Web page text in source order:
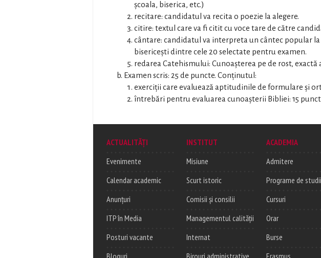
şcoala, biserica, etc.)
recitare: candidatul va recita o poezie la alegere.
citire: textul care va fi citit cu voce tare de către
cântare: candidatul va interpreta un cântec popular la
bisericeşti dintre cele 20 selectate pentru examen.
redarea Catehismului: Cunoaşterea pe de rost,
Examen scris: 25 de puncte. Conţinutul:
exerciţii care evaluează aptitudinile de formulare şi
întrebări pentru evaluarea cunoaşterii Bibliei: 15
ACTUALITĂȚI
Evenimente
Calendar academic
Anunțuri
ITP în Media
Posturi vacante
INSTITUT
Misiune
Scurt istoric
Comisii și consilii
Managementul calității
Internat
ACADEMIA
Admitere
Programe de studii
Cursuri
Orar
Burse